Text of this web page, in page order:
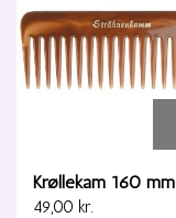
Krøllekam 160 mm
49,00 kr.